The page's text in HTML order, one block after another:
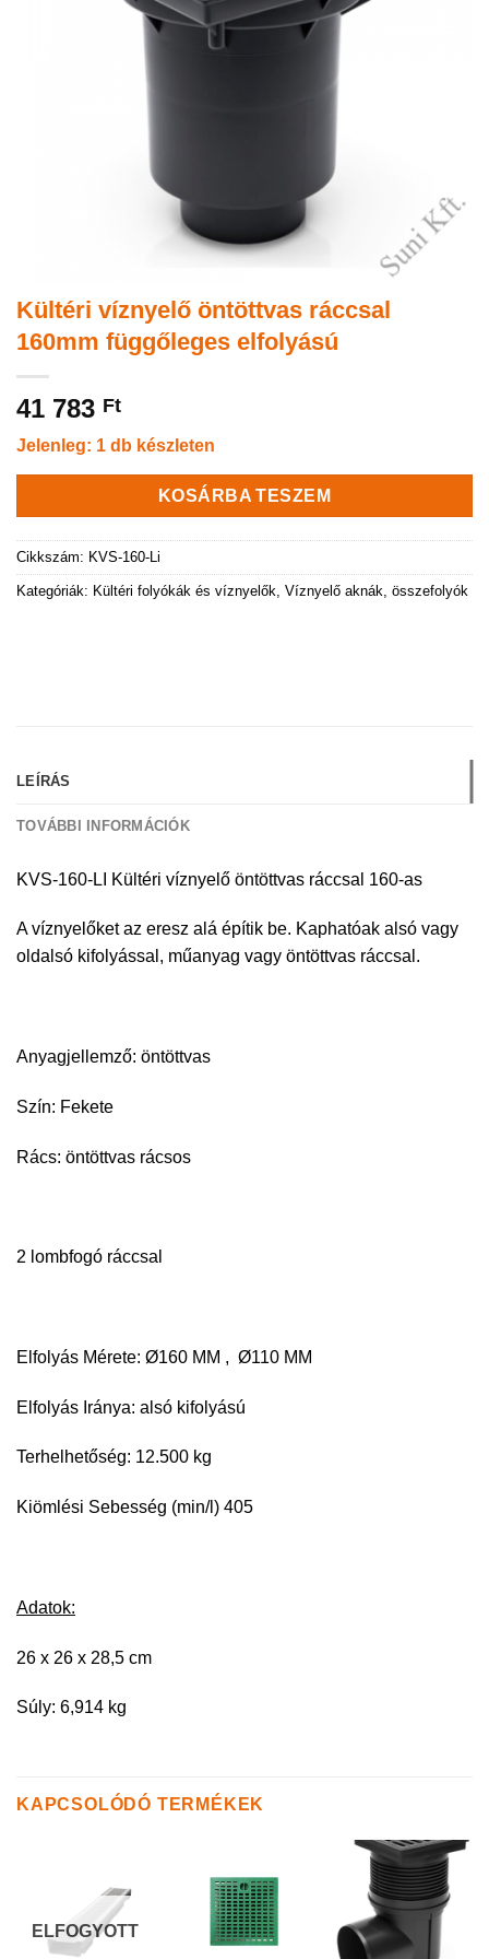
Kültéri víznyelő öntöttvas ráccsal
160mm függőleges elfolyású
41 783 Ft
Jelenleg: 1 db készleten
KOSÁRBA TESZEM
Cikkszám: KVS-160-Li
Kategóriák: Kültéri folyókák és víznyelők Víznyelő aknák, összefolyók
LEÍRÁS
TOVÁBBI INFORMÁCIÓK
KVS-160-LI Kültéri víznyelő öntöttvas ráccsal 160-as
A víznyelőket az eresz alá építik be. Kaphatóak alsó vagy
oldalsó kifolyással, műanyag vagy öntöttvas ráccsal.
Anyagjellemző: öntöttvas
Szín: Fekete
Rács: öntöttvas rácsos
2 lombfogó ráccsal
Elfolyás Mérete: Ø160 MM , Ø110 MM
Elfolyás Iránya: alsó kifolyású
Terhelhetőség: 12.500 kg
Kiömlési Sebesség (min/l) 405
Adatok:
26 x 26 x 28,5 cm
Súly: 6,914 kg
KAPCSOLÓDÓ TERMÉKEK
ELFOGYOTT